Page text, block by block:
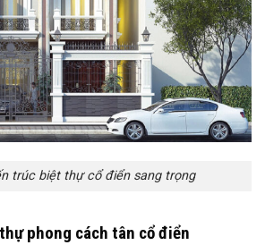
trúc biệt thự cổ điển sang trọng
phong cách tân cổ điển